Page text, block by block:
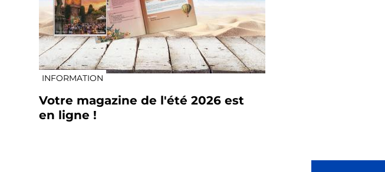
INFORMATION
Votre magazine de l'été 2026 est
en ligne !